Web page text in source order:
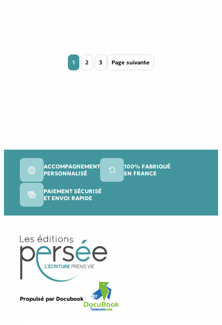
1 2 3 Page suivante
ACCOMPAGNEMENT
PERSONNALISÉ
100% FABRIQUÉ
EN FRANCE
PAIEMENT SÉCURISÉ
ET ENVOI RAPIDE
Propulsé par Docubook